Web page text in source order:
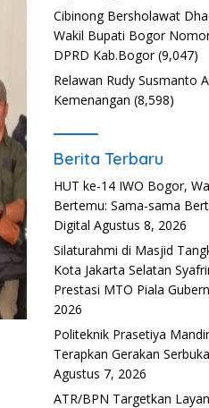
Cibinong Bersholawat
Wakil Bupati Bogor
DPRD Kab.Bogor (9,047)
Relawan Rudy Susmanto
Kemenangan (8,598)
Berita Terbaru
HUT ke-14 IWO Bogor,
Bertemu: Sama-sama
Digital Agustus 8, 2026
Silaturahmi di Masjid
Kota Jakarta Selatan
Prestasi MTO Piala
2026
Politeknik Prasetiya
Terapkan Gerakan
Agustus 7, 2026
ATR/BPN Targetkan